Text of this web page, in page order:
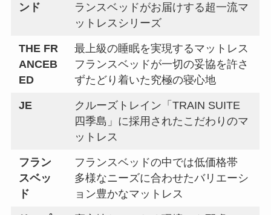
ンド
ランスベッドがお届けする超一流マ
ットレスシリーズ
THE FR
ANCEB
ED
最上級の睡眠を実現するマットレス
フランスベッドが一切の妥協を許さ
ずたどり着いた究極の寝心地
JE
クルーズトレイン「TRAIN SUITE
四季島」に採用されたこだわりのマ
ットレス
フラン
スベッ
ド
フランスベッドの中では低価格帯
多様なニーズに合わせたバリエーシ
ョン豊かなマットレス